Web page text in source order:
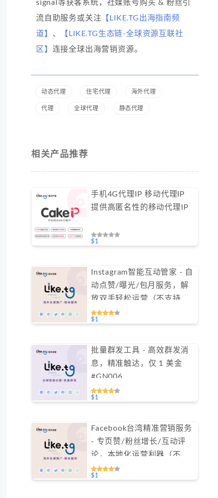
signal等获客系统，社媒账号购买 & 粉丝引
流自助服务或关注 【LIKE.TG出海指南频
道】 、
【LIKE.TG生态链-全球资源互联社
区】 连接全球出海营销资源。
动态代理 住宅代理 海外代理
代理 全球代理 静态代理
相关产品推荐
手机4G代理IP 移动代理IP
提供高匿名性的移动代理IP
$1
Instagram智能互动管家 - 自
动点赞/曝光/包月服务，解
放双手轻松运营（不支持免
费测试）
$1
批量群发工具 - 高效群发消
息，精准触达，仅 1 美金
#GN006
$1
Facebook台湾精准营销服务
- 专页赞/粉丝增长/互动评
论，本地化运营利器（不支
持免费测试）
$1